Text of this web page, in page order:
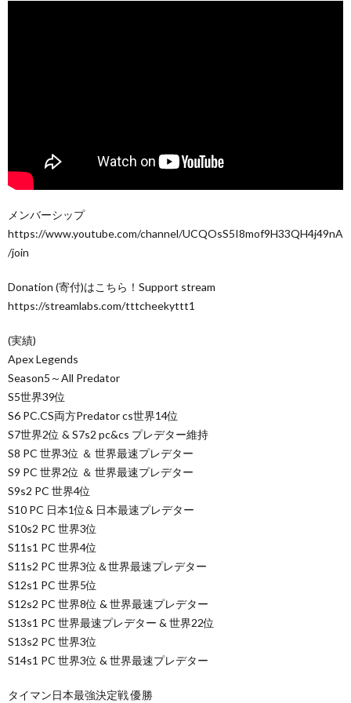
メンバーシップ
https://www.youtube.com/channel/UCQOsS5I8mof9H33QH4j49nA
/join
Donation (寄付)はこちら！Support stream
https://streamlabs.com/tttcheekyttt1
(実績)
Apex Legends
Season5～All Predator
S5世界39位
S6 PC.CS両方Predator cs世界14位
S7世界2位 & S7s2 pc&cs プレデター維持
S8 PC 世界3位 ＆ 世界最速プレデター
S9 PC 世界2位 ＆ 世界最速プレデター
S9s2 PC 世界4位
S10 PC 日本1位& 日本最速プレデター
S10s2 PC 世界3位
S11s1 PC 世界4位
S11s2 PC 世界3位＆世界最速プレデター
S12s1 PC 世界5位
S12s2 PC 世界8位 & 世界最速プレデター
S13s1 PC 世界最速プレデター & 世界22位
S13s2 PC 世界3位
S14s1 PC 世界3位 & 世界最速プレデター
タイマン日本最強決定戦 優勝